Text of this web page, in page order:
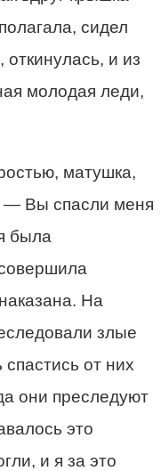
сидел
и из
молодая леди,
матушка,
— Вы спасли меня
была
На
злые
от них
они преследуют
это
и я за это